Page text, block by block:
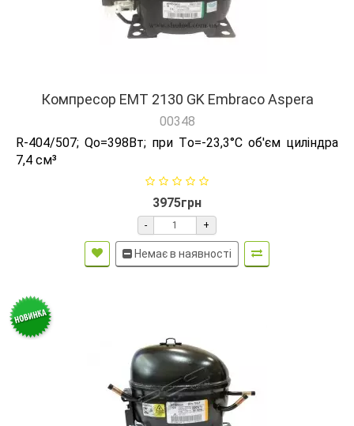
Компресор EMT 2130 GK Embraco Aspera
00348
R-404/507; Qо=398Вт; при Tо=-23,3°C об'єм циліндра
7,4 см³
3975грн
- +
Немає в наявності